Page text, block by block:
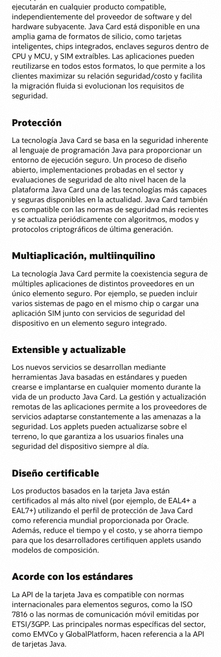
ejecutarán en cualquier producto compatible,
independientemente del proveedor de software y del
hardware subyacente. Java Card está disponible en una
amplia gama de formatos de silicio, como tarjetas
inteligentes, chips integrados, enclaves seguros dentro de
CPU y MCU, y SIM extraíbles. Las aplicaciones pueden
reutilizarse en todos estos formatos, lo que permite a los
clientes maximizar su relación seguridad/costo y facilita
la migración fluida si evolucionan los requisitos de
seguridad.
Protección
La tecnología Java Card se basa en la seguridad inherente
al lenguaje de programación Java para proporcionar un
entorno de ejecución seguro. Un proceso de diseño
abierto, implementaciones probadas en el sector y
evaluaciones de seguridad de alto nivel hacen de la
plataforma Java Card una de las tecnologías más capaces
y seguras disponibles en la actualidad. Java Card también
es compatible con las normas de seguridad más recientes
y se actualiza periódicamente con algoritmos, modos y
protocolos criptográficos de última generación.
Multiaplicación, multiinquilino
La tecnología Java Card permite la coexistencia segura de
múltiples aplicaciones de distintos proveedores en un
único elemento seguro. Por ejemplo, se pueden incluir
varios sistemas de pago en el mismo chip o cargar una
aplicación SIM junto con servicios de seguridad del
dispositivo en un elemento seguro integrado.
Extensible y actualizable
Los nuevos servicios se desarrollan mediante
herramientas Java basadas en estándares y pueden
crearse e implantarse en cualquier momento durante la
vida de un producto Java Card. La gestión y actualización
remotas de las aplicaciones permite a los proveedores de
servicios adaptarse constantemente a las amenazas a la
seguridad. Los applets pueden actualizarse sobre el
terreno, lo que garantiza a los usuarios finales una
seguridad del dispositivo siempre al día.
Diseño certificable
Los productos basados en la tarjeta Java están
certificados al más alto nivel (por ejemplo, de EAL4+ a
EAL7+) utilizando el perfil de protección de Java Card
como referencia mundial proporcionada por Oracle.
Además, reduce el tiempo y el costo, y se ahorra tiempo
para que los desarrolladores certifiquen applets usando
modelos de composición.
Acorde con los estándares
La API de la tarjeta Java es compatible con normas
internacionales para elementos seguros, como la ISO
7816 o las normas de comunicación móvil emitidas por
ETSI/3GPP. Las principales normas específicas del sector,
como EMVCo y GlobalPlatform, hacen referencia a la API
de tarjetas Java.